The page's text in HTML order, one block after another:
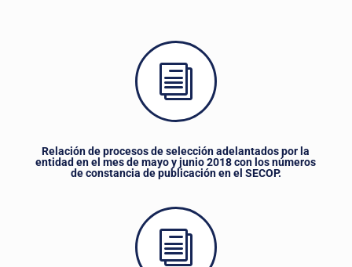
i
Relación de procesos de selección adelantados por la
entidad en el mes de mayo y junio 2018 con los números
de constancia de publicación en el SECOP.
i